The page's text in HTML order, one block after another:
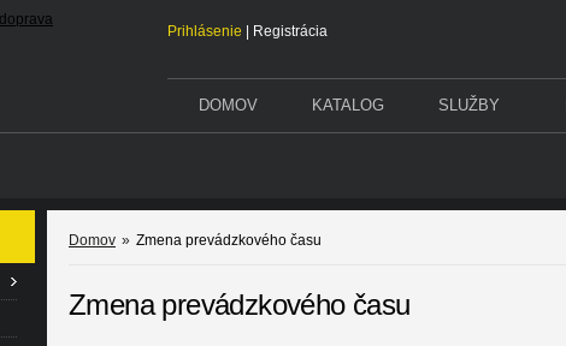
Prihlásenie Registrácia
DOMOV KATALOG SLUŽBY
Domov » Zmena prevádzkového času
Zmena prevádzkového času